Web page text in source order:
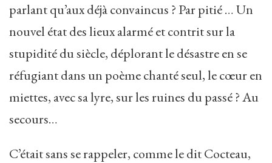
parlant qu’aux déjà convaincus ? Par pitié … Un
nouvel état des lieux alarmé et contrit sur la
stupidité du siècle, déplorant le désastre en se
réfugiant dans un poème chanté seul, le cœur en
miettes, avec sa lyre, sur les ruines du passé ? Au
secours…
C’était sans se rappeler, comme le dit Cocteau,